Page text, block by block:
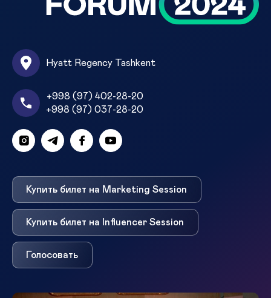
Hyatt Regency Tashkent
+998 (97) 402-28-20
+998 (97) 037-28-20
Купить билет на Marketing Session
Купить билет на Influencer Session
Голосовать